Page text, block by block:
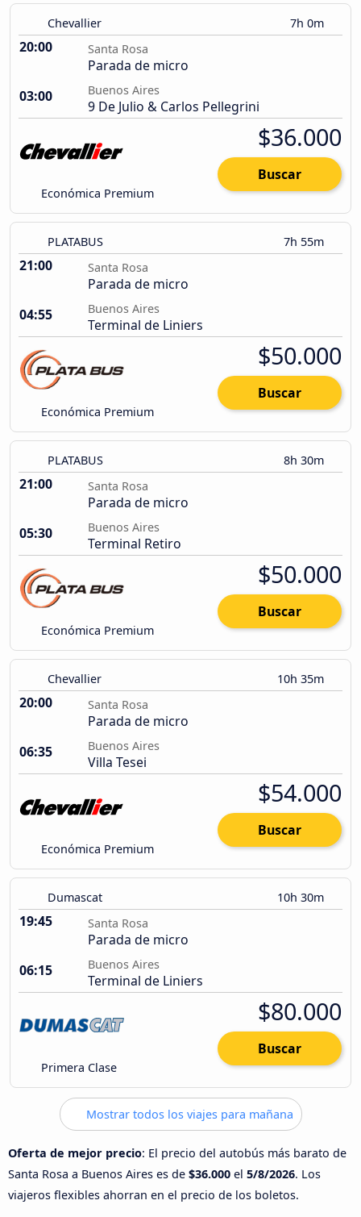
Chevallier 7h 0m
20:00 Santa Rosa
Parada de micro
03:00
Buenos Aires
9 De Julio & Carlos Pellegrini
Económica Premium
$36.000
Buscar
PLATABUS 7h 55m
21:00 Santa Rosa
Parada de micro
04:55
Buenos Aires
Terminal de Liniers
Económica Premium
$50.000
Buscar
PLATABUS 8h 30m
21:00 Santa Rosa
Parada de micro
05:30
Buenos Aires
Terminal Retiro
Económica Premium
$50.000
Buscar
Chevallier 10h 35m
20:00 Santa Rosa
Parada de micro
06:35
Buenos Aires
Villa Tesei
Económica Premium
$54.000
Buscar
Dumascat 10h 30m
19:45 Santa Rosa
Parada de micro
06:15
Buenos Aires
Terminal de Liniers
Primera Clase
$80.000
Buscar
Mostrar todos los viajes para mañana
Oferta de mejor precio: El precio del autobús más barato de
Santa Rosa a Buenos Aires es de $36.000 el 5/8/2026. Los
viajeros flexibles ahorran en el precio de los boletos.